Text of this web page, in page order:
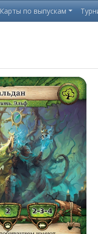
Карты по выпускам